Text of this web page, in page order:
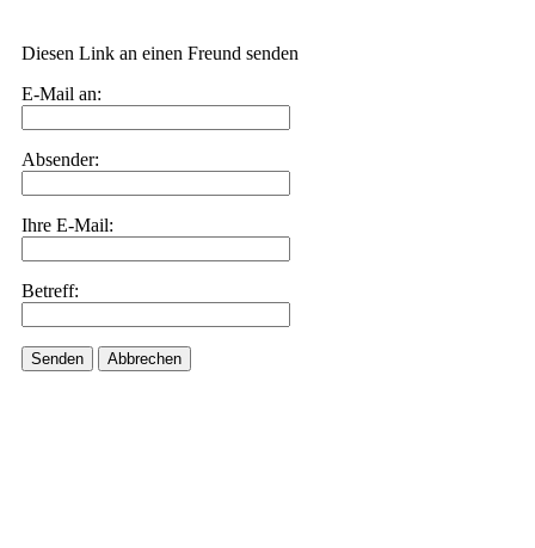
Diesen Link an einen Freund senden
E-Mail an:
Absender:
Ihre E-Mail:
Betreff:
Senden Abbrechen